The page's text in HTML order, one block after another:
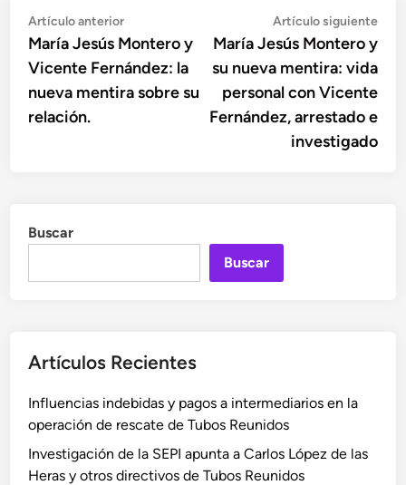
Navegación
de
entradas
Artículo anteriorArtículo
anterior:
María Jesús Montero y
Vicente Fernández: la
nueva mentira sobre su
relación.
Artículo siguiente
María Jesús Montero y
su nueva mentira: vida
personal con Vicente
Fernández, arrestado e
investigado
Buscar
Buscar
Artículos Recientes
Influencias indebidas y pagos a intermediarios en la
operación de rescate de Tubos Reunidos
Investigación de la SEPI apunta a Carlos López de las
Heras y otros directivos de Tubos Reunidos